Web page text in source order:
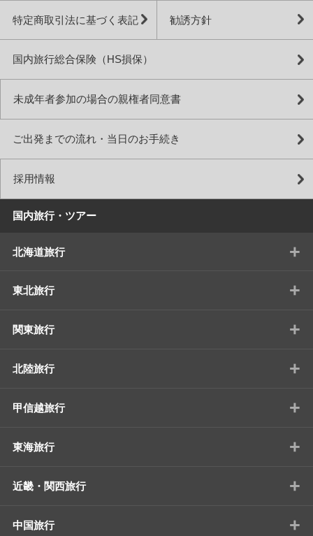
特定商取引法に基づく表記 勧誘方針
国内旅行総合保険（HS損保）
未成年者参加の場合の親権者同意書
ご出発までの流れ・当日のお手続き
採用情報
国内旅行・ツアー
北海道旅行 +
東北旅行 +
関東旅行 +
北陸旅行 +
甲信越旅行 +
東海旅行 +
近畿・関西旅行 +
中国旅行 +